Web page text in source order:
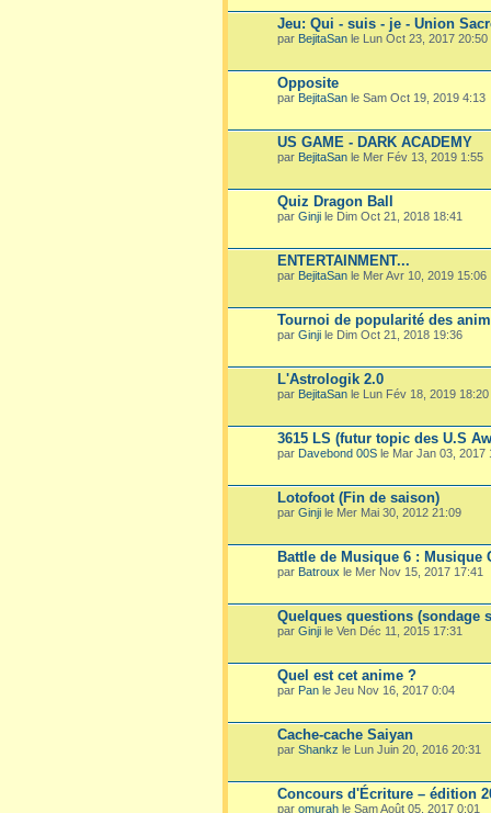
Jeu: Qui - suis - je - Union
par BejitaSan le Lun Oct 23, 2017 20:50
Opposite
par BejitaSan le Sam Oct 19, 2019 4:13
US GAME - DARK ACADEMY
par BejitaSan le Mer Fév 13, 2019 1:55
Quiz Dragon Ball
par Ginji le Dim Oct 21, 2018 18:41
ENTERTAINMENT...
par BejitaSan le Mer Avr 10, 2019 15:06
Tournoi de popularité des
par Ginji le Dim Oct 21, 2018 19:36
L'Astrologik 2.0
par BejitaSan le Lun Fév 18, 2019 18:20
3615 LS (futur topic des U.S
par Davebond 00S le Mar Jan 03, 2017
Lotofoot (Fin de saison)
par Ginji le Mer Mai 30, 2012 21:09
Battle de Musique 6 : Musique
par Batroux le Mer Nov 15, 2017 17:41
Quelques questions (sondage
par Ginji le Ven Déc 11, 2015 17:31
Quel est cet anime ?
par Pan le Jeu Nov 16, 2017 0:04
Cache-cache Saiyan
par Shankz le Lun Juin 20, 2016 20:31
Concours d'Écriture – édition
par omurah le Sam Août 05, 2017 0:01